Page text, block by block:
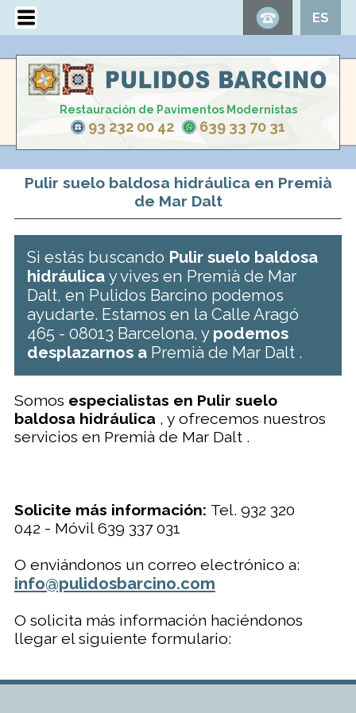
ES
Restauración de Pavimentos Modernistas
93 232 00 42 639 33 70 31
Pulir suelo baldosa hidráulica en Premià
de Mar Dalt
Si estás buscando Pulir suelo baldosa
hidráulicay vives en Premià de Mar
Dalt, en Pulidos Barcino podemos
ayudarte. Estamos en la Calle Aragó
465 - 08013 Barcelona, y podemos
desplazarnos a Premià de Mar Dalt .
Somos especialistas en Pulir suelo
baldosa hidráulica , y ofrecemos nuestros
servicios en Premià de Mar Dalt .
Solicite más información: Tel. 932 320
042 - Móvil 639 337 031
O enviándonos un correo electrónico a:
info@pulidosbarcino.com
O solicita más información haciéndonos
llegar el siguiente formulario: